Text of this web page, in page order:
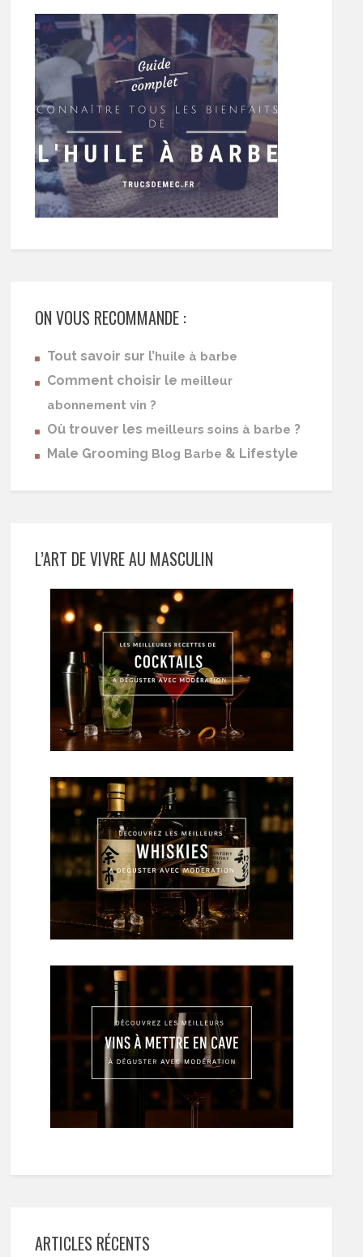
ON VOUS RECOMMANDE :
Tout savoir sur l’huile à barbe
Comment choisir le meilleur
abonnement vin ?
Où trouver les meilleurs soins à barbe ?
Male Grooming Blog Barbe & Lifestyle
L’ART DE VIVRE AU MASCULIN
ARTICLES RÉCENTS